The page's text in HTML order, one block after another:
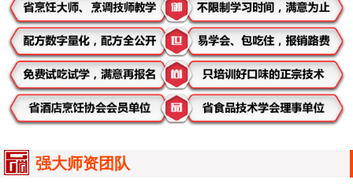
强大师资团队